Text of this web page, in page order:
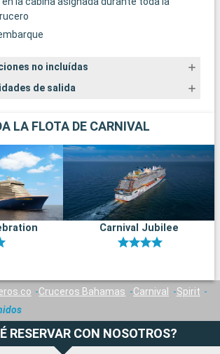
no incluídas
de salida
LA FLOTA DE CARNIVAL
Carnival Jubilee
Cruceros Bahamas Carnival
Spirit
RESERVAR CON NOSOTROS?